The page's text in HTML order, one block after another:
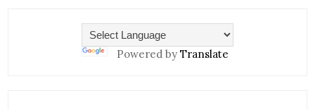
Powered by Translate